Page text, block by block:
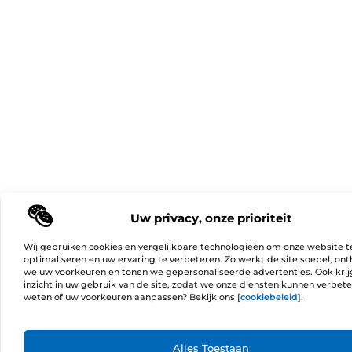
Uw privacy, onze prioriteit
Wij gebruiken cookies en vergelijkbare technologieën om onze website
optimaliseren en uw ervaring te verbeteren. Zo werkt de site soepel,
we uw voorkeuren en tonen we gepersonaliseerde advertenties. Ook
inzicht in uw gebruik van de site, zodat we onze diensten kunnen
weten of uw voorkeuren aanpassen? Bekijk ons [cookiebeleid].
Alles Toestaan